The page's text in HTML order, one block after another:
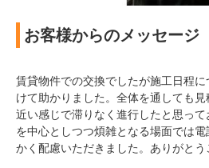
お客様からのメッセージ
賃貸物件での交換でしたが施工日程
けて助かりました。全体を通しても
近い感じで滞りなく進行したと思っ
を中心としつつ煩雑となる場面では
かく配慮いただきました。ありがとう